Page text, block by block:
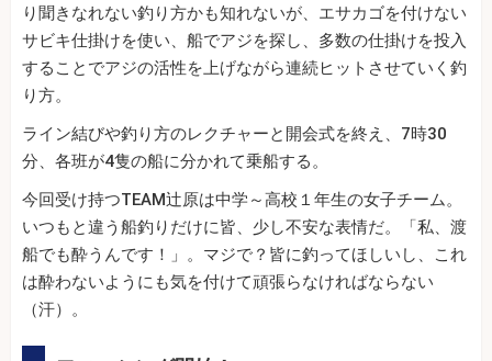
り聞きなれない釣り方かも知れないが、エサカゴを付けない
サビキ仕掛けを使い、船でアジを探し、多数の仕掛けを投入
することでアジの活性を上げながら連続ヒットさせていく釣
り方。
ライン結びや釣り方のレクチャーと開会式を終え、7時30
分、各班が4隻の船に分かれて乗船する。
今回受け持つTEAM辻原は中学～高校１年生の女子チーム。
いつもと違う船釣りだけに皆、少し不安な表情だ。「私、渡
船でも酔うんです！」。マジで？皆に釣ってほしいし、これ
は酔わないようにも気を付けて頑張らなければならない
（汗）。